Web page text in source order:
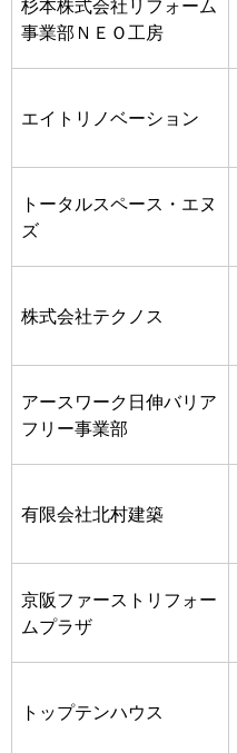
杉本株式会社リフォーム
事業部ＮＥＯ工房
エイトリノベーション
トータルスペース・エヌ
ズ
株式会社テクノス
アースワーク日伸バリア
フリー事業部
有限会社北村建築
京阪ファーストリフォー
ムプラザ
トップテンハウス